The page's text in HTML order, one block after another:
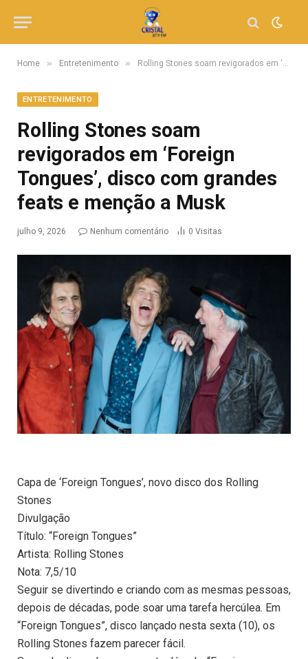
Home » Entretenimento » Rolling Stones soam revigorados em ‘Foreign Tongues’, disco com grandes feats e menção a Musk
ENTRETENIMENTO
Rolling Stones soam
revigorados em ‘Foreign
Tongues’, disco com grandes
feats e menção a Musk
julho 9, 2026 Nenhum comentário 0 Visitas
Capa de ‘Foreign Tongues’, novo disco dos Rolling
Stones
Divulgação
Título: “Foreign Tongues”
Artista: Rolling Stones
Nota: 7,5/10
Seguir se divertindo e criando com as mesmas pessoas,
depois de décadas, pode soar uma tarefa hercúlea. Em
“Foreign Tongues”, disco lançado nesta sexta (10), os
Rolling Stones fazem parecer fácil.